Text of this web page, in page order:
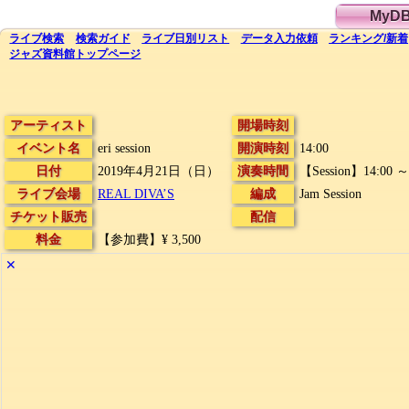
ライブ検索 検索ガイド ライブ日別 リスト データ入力依頼 ランキング/新着
ジャズ資料館 トップページ
アーティスト
イベント名
eri session
日付
2019年4月21日（日）
ライブ会場
REAL DIVA’S
チケット販売
料金
【参加費】¥ 3,500
開場時刻
開演時刻
14:00
演奏時間
【Session】14:00 ～
編成
Jam Session
配信
✕